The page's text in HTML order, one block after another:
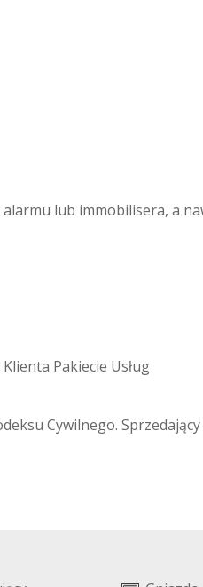
lub immobilisera, a
Pakiecie Usług
Cywilnego.